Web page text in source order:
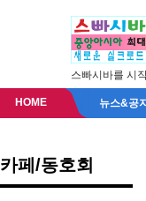
스빠시바를 시
HOME 뉴스&공지
카페/동호회